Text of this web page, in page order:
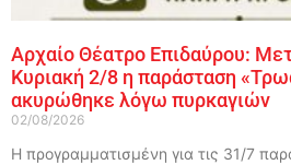
Αρχαίο Θέατρο Επιδαύρου:
Κυριακή 2/8 η παράσταση
ακυρώθηκε λόγω πυρκαγιών
02/08/2026
Η προγραμματισμένη για τις 31/7